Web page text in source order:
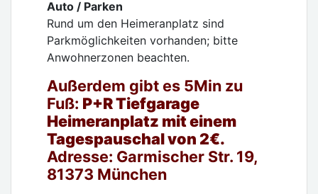
Auto / Parken
Rund um den Heimeranplatz sind
Parkmöglichkeiten vorhanden; bitte
Anwohnerzonen beachten.
Außerdem gibt es 5Min zu
Fuß: P+R Tiefgarage
Heimeranplatz mit einem
Tagespauschal von 2€.
Adresse: Garmischer Str. 19,
81373 München